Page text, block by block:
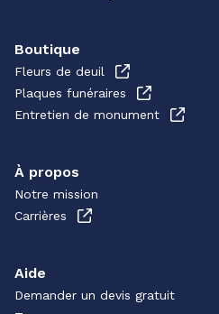
Boutique
Fleurs de deuil
Plaques funéraires
Entretien de monument
À propos
Notre mission
Carrières
Aide
Demander un devis gratuit